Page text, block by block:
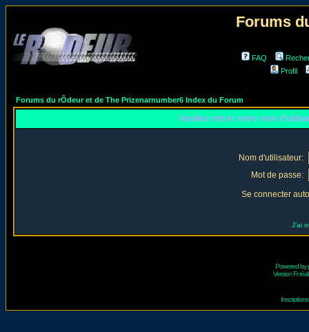
Forums
FAQ
Profil
Forums du rÔdeur et de The Prizenarnumber6 Index du Forum
Veuillez entrer votre nom
Nom d'utilisateur:
Mot de passe:
Se connecter
J'ai
Powered by
Version Fr